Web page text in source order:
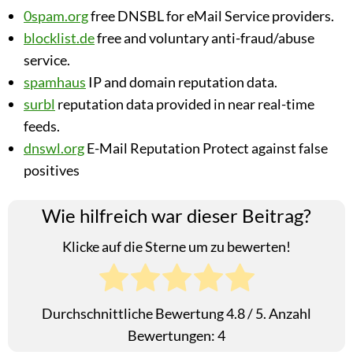
0spam.orgfree DNSBL for eMail Service providers.
blocklist.defree and voluntary anti-fraud/abuse
service.
spamhaus IP and domain reputation data.
surbl reputation data provided in near real-time
feeds.
dnswl.orgE-Mail Reputation Protect against false
positives
Wie hilfreich war dieser Beitrag?
Klicke auf die Sterne um zu bewerten!
Durchschnittliche Bewertung4.8/ 5. Anzahl
Bewertungen:4